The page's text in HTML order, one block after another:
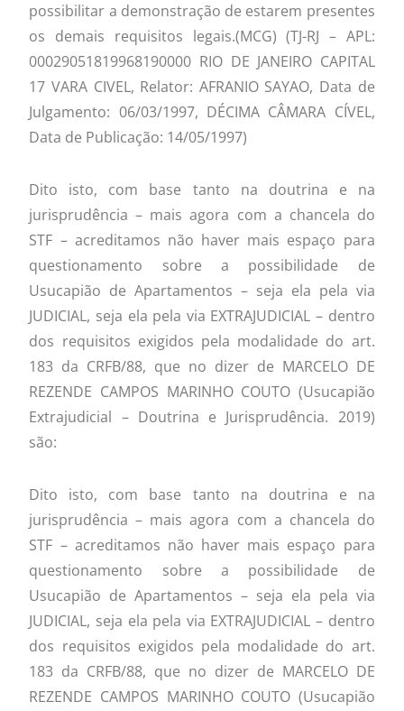
possibilitar a demonstração de estarem presentes
os demais requisitos legais.(MCG) (TJ-RJ – APL:
00029051819968190000 RIO DE JANEIRO CAPITAL
17 VARA CIVEL, Relator: AFRANIO SAYAO, Data de
Julgamento: 06/03/1997, DÉCIMA CÂMARA CÍVEL,
Data de Publicação: 14/05/1997)
Dito isto, com base tanto na doutrina e na
jurisprudência – mais agora com a chancela do
STF – acreditamos não haver mais espaço para
questionamento sobre a possibilidade de
Usucapião de Apartamentos – seja ela pela via
JUDICIAL, seja ela pela via EXTRAJUDICIAL – dentro
dos requisitos exigidos pela modalidade do art.
183 da CRFB/88, que no dizer de MARCELO DE
REZENDE CAMPOS MARINHO COUTO (Usucapião
Extrajudicial – Doutrina e Jurisprudência. 2019)
são:
Dito isto, com base tanto na doutrina e na
jurisprudência – mais agora com a chancela do
STF – acreditamos não haver mais espaço para
questionamento sobre a possibilidade de
Usucapião de Apartamentos – seja ela pela via
JUDICIAL, seja ela pela via EXTRAJUDICIAL – dentro
dos requisitos exigidos pela modalidade do art.
183 da CRFB/88, que no dizer de MARCELO DE
REZENDE CAMPOS MARINHO COUTO (Usucapião